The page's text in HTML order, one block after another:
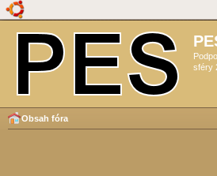
sféry
Obsah fóra